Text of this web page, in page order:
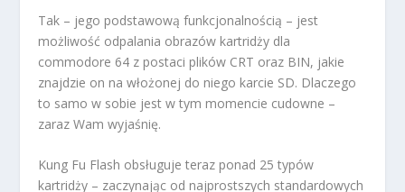
Tak – jego podstawową funkcjonalnością – jest
możliwość odpalania obrazów kartridży dla
commodore 64 z postaci plików CRT oraz BIN, jakie
znajdzie on na włożonej do niego karcie SD. Dlaczego
to samo w sobie jest w tym momencie cudowne –
zaraz Wam wyjaśnię.
Kung Fu Flash obsługuje teraz ponad 25 typów
kartridży – zaczynając od najprostszych standardowych